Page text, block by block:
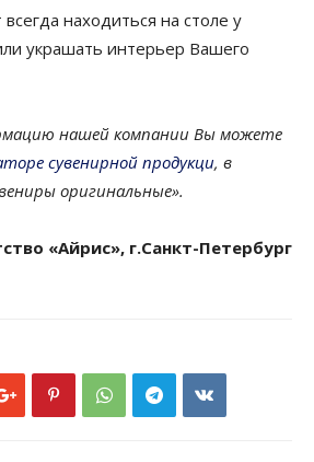
находиться на столе у
украшать интерьер Вашего
нашей компании Вы можете
сувенирной продукци, в
оригинальные».
«Айрис», г.Санкт-Петербург